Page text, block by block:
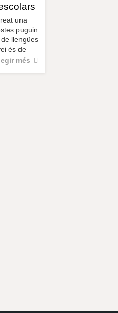
una
puguin
llengües
és de
més